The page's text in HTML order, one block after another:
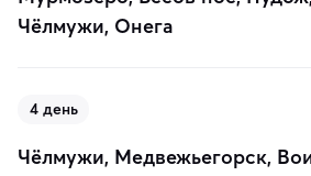
Чёлмужи, Онега
4 день
Чёлмужи, Медвежьегорск,